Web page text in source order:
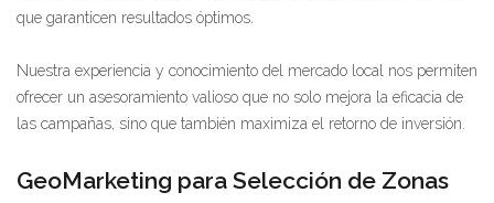
que garanticen resultados óptimos.
Nuestra experiencia y conocimiento del mercado local nos permiten
ofrecer un asesoramiento valioso que no solo mejora la eficacia de
las campañas, sino que también maximiza el retorno de inversión.
GeoMarketing para Selección de Zonas